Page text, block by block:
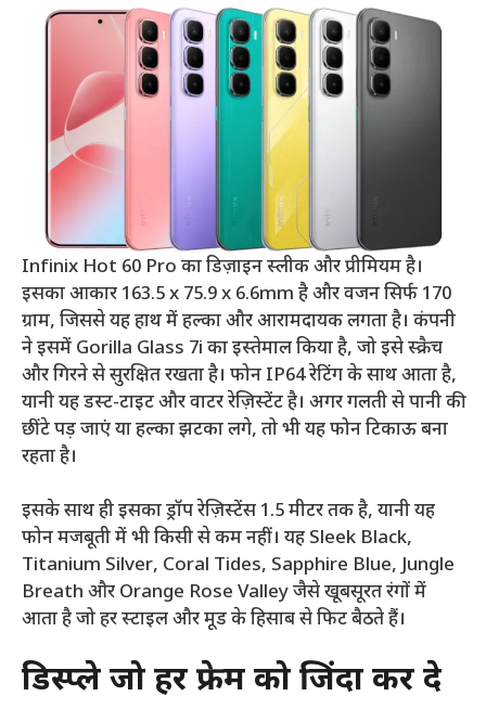
Infinix Hot 60 Pro का डिज़ाइन स्लीक और प्रीमियम है।
इसका आकार 163.5 x 75.9 x 6.6mm है और वजन सिर्फ 170
ग्राम, जिससे यह हाथ में हल्का और आरामदायक लगता है। कंपनी
ने इसमें Gorilla Glass 7i का इस्तेमाल किया है, जो इसे स्क्रैच
और गिरने से सुरक्षित रखता है। फोन IP64 रेटिंग के साथ आता है,
यानी यह डस्ट-टाइट और वाटर रेज़िस्टेंट है। अगर गलती से पानी की
छींटे पड़ जाएं या हल्का झटका लगे, तो भी यह फोन टिकाऊ बना
रहता है।
इसके साथ ही इसका ड्रॉप रेज़िस्टेंस 1.5 मीटर तक है, यानी यह
फोन मजबूती में भी किसी से कम नहीं। यह Sleek Black,
Titanium Silver, Coral Tides, Sapphire Blue, Jungle
Breath और Orange Rose Valley जैसे खूबसूरत रंगों में
आता है जो हर स्टाइल और मूड के हिसाब से फिट बैठते हैं।
डिस्प्ले जो हर फ्रेम को जिंदा कर दे